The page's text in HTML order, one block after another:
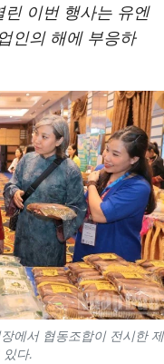
이번 행사는 유엔
인의 해에 부응하
에서 협동조합이 전시한 제
다.